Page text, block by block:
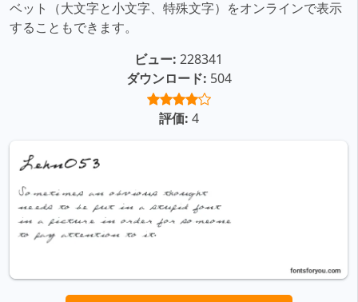
ベット（大文字と小文字、特殊文字）をオンラインで表示
することもできます。
ビュー: 228341
ダウンロード: 504
評価: 4